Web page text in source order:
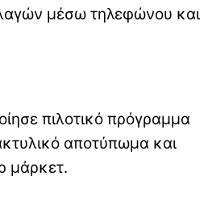
μέσω τηλεφώνου και
πιλοτικό πρόγραμμα
αποτύπωμα και
μάρκετ.